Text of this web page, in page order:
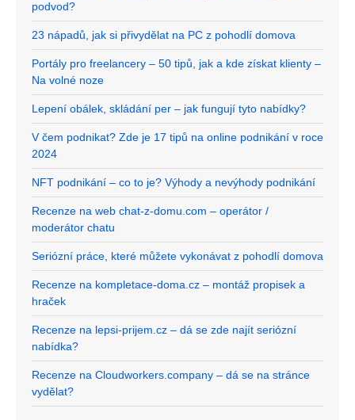
podvod?
23 nápadů, jak si přivydělat na PC z pohodlí domova
Portály pro freelancery – 50 tipů, jak a kde získat klienty –
Na volné noze
Lepení obálek, skládání per – jak fungují tyto nabídky?
V čem podnikat? Zde je 17 tipů na online podnikání v roce
2024
NFT podnikání – co to je? Výhody a nevýhody podnikání
Recenze na web chat-z-domu.com – operátor /
moderátor chatu
Seriózní práce, které můžete vykonávat z pohodlí domova
Recenze na kompletace-doma.cz – montáž propisek a
hraček
Recenze na lepsi-prijem.cz – dá se zde najít seriózní
nabídka?
Recenze na Cloudworkers.company – dá se na stránce
vydělat?